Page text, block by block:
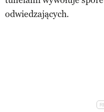
odwiedzających.